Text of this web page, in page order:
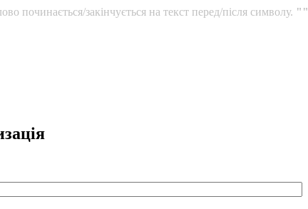
починається/закінчується на текст перед/після символу. ""